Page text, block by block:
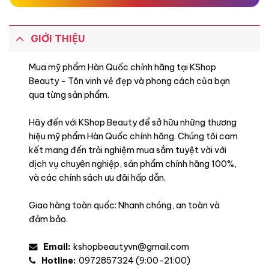
Khuyên dùng
GIỚI THIỆU
Mua mỹ phẩm Hàn Quốc chính hãng tại KShop
Beauty - Tôn vinh vẻ đẹp và phong cách của bạn
qua từng sản phẩm.
Hãy đến với KShop Beauty để sở hữu những thương
hiệu mỹ phẩm Hàn Quốc chính hãng. Chúng tôi cam
kết mang đến trải nghiệm mua sắm tuyệt vời với
dịch vụ chuyên nghiệp, sản phẩm chính hãng 100%,
và các chính sách ưu đãi hấp dẫn.
Giao hàng toàn quốc: Nhanh chóng, an toàn và
đảm bảo.
Email: kshopbeautyvn@gmail.com
Hotline: 0972857324 (9:00-21:00)